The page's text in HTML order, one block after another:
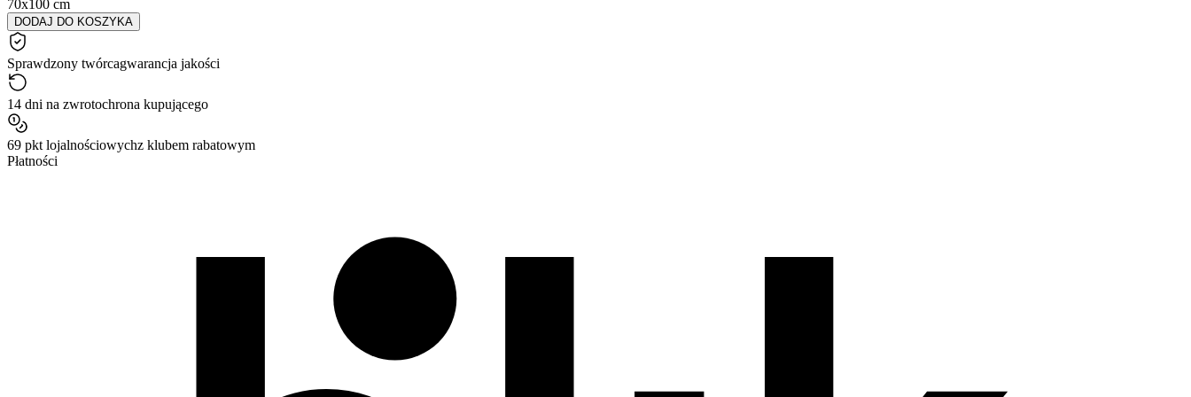
70x100 cm
DODAJ DO KOSZYKA
Sprawdzony twórcagwarancja jakości
14 dni na zwrotochrona kupującego
69 pkt lojalnościowychz klubem rabatowym
Płatności